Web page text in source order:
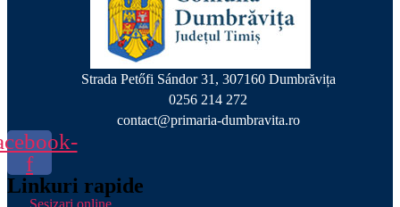
Strada Petőfi Sándor 31, 307160 Dumbrăvița
0256 214 272
contact@primaria-dumbravita.ro
f
Linkuri rapide
Sesizari online